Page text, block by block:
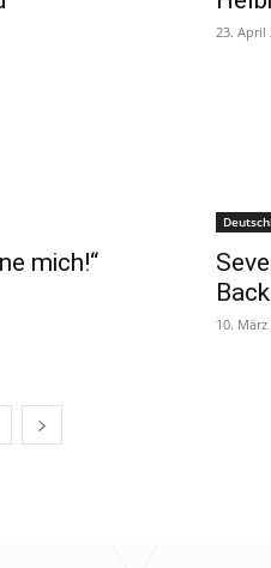
23. April
mich!“
10. März